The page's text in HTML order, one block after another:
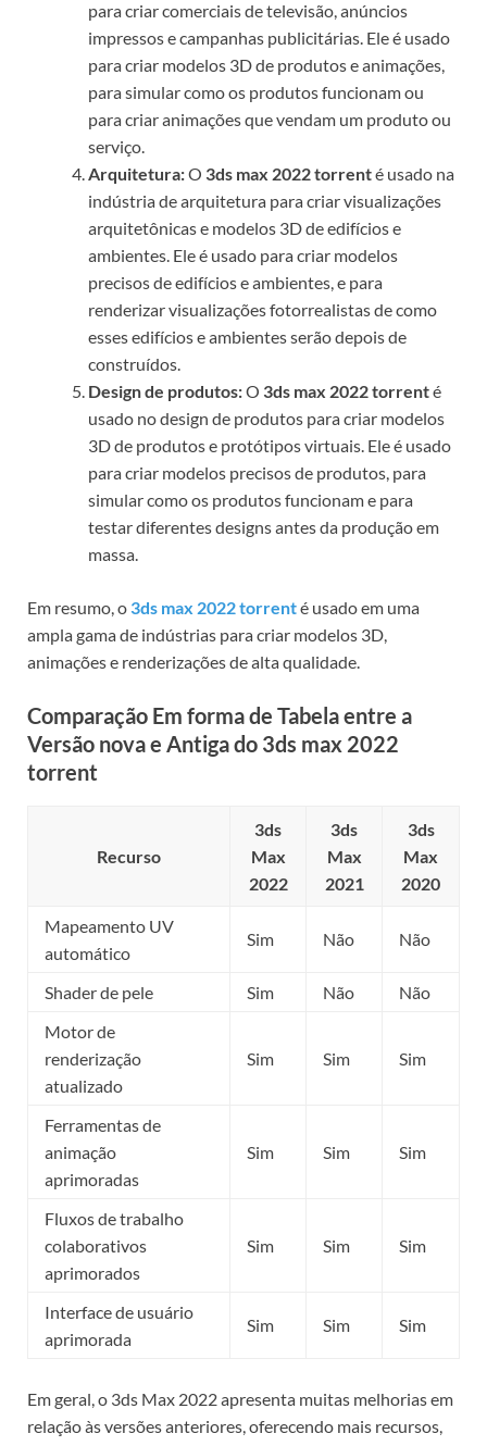
para criar comerciais de televisão, anúncios
impressos e campanhas publicitárias. Ele é usado
para criar modelos 3D de produtos e animações,
para simular como os produtos funcionam ou
para criar animações que vendam um produto ou
serviço.
Arquitetura:O 3ds max 2022 torrenté usado na
indústria de arquitetura para criar visualizações
arquitetônicas e modelos 3D de edifícios e
ambientes. Ele é usado para criar modelos
precisos de edifícios e ambientes, e para
renderizar visualizações fotorrealistas de como
esses edifícios e ambientes serão depois de
construídos.
Design de produtos:O 3ds max 2022 torrenté
usado no design de produtos para criar modelos
3D de produtos e protótipos virtuais. Ele é usado
para criar modelos precisos de produtos, para
simular como os produtos funcionam e para
testar diferentes designs antes da produção em
massa.
Em resumo, o 3ds max 2022 torrenté usado em uma
ampla gama de indústrias para criar modelos 3D,
animações e renderizações de alta qualidade.
Comparação Em forma de Tabela entre a
Versão nova e Antiga do 3ds max 2022
torrent
Recurso
3ds
Max
2022
3ds
Max
2021
3ds
Max
2020
Mapeamento UV
automático
Sim Não Não
Shader de pele Sim Não
Não
Motor de
renderização
atualizado
Sim Sim Sim
Ferramentas de
animação
aprimoradas
Sim Sim Sim
Fluxos de trabalho
colaborativos
aprimorados
Sim Sim Sim
Interface de usuário
aprimorada
Sim Sim Sim
Em geral, o 3ds Max 2022 apresenta muitas melhorias em
relação às versões anteriores, oferecendo mais recursos,